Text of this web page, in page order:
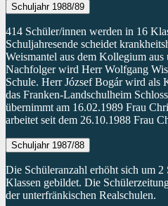
Schuljahr 1988/89
414 Schüler/innen werden in 16
Schuljahresende scheidet
Weismantel aus dem Kollegium
Nachfolger wird Herr Wolfgang
Schule. Herr József Bogár wird als
das Franken-Landschulheim
übernimmt am 16.02.1989 Frau
arbeitet seit dem 26.10.1988 Frau
Schuljahr 1987/88
Die Schüleranzahl erhöht sich um 2
Klassen gebildet. Die
der unterfränkischen Realschulen.